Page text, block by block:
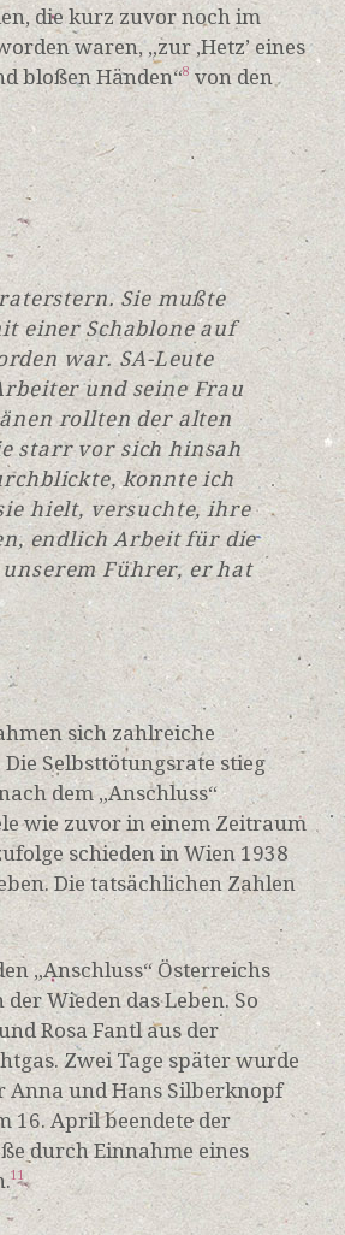
die kurz zuvor noch im
waren, „zur ‚Hetz’ eines
bloßen Händen“8 von den
Sie mußte
einer Schablone auf
war. SA-Leute
und seine Frau
rollten der alten
starr vor sich hinsah
konnte ich
hielt, versuchte, ihre
endlich Arbeit für die
unserem Führer, er hat
sich zahlreiche
Selbsttötungsrate stieg
dem „Anschluss“
wie zuvor in einem Zeitraum
schieden in Wien 1938
Die tatsächlichen Zahlen
„Anschluss“ Österreichs
Wieden das Leben. So
Rosa Fantl aus der
Zwei Tage später wurde
Anna und Hans Silberknopf
16. April beendete der
durch Einnahme eines
11